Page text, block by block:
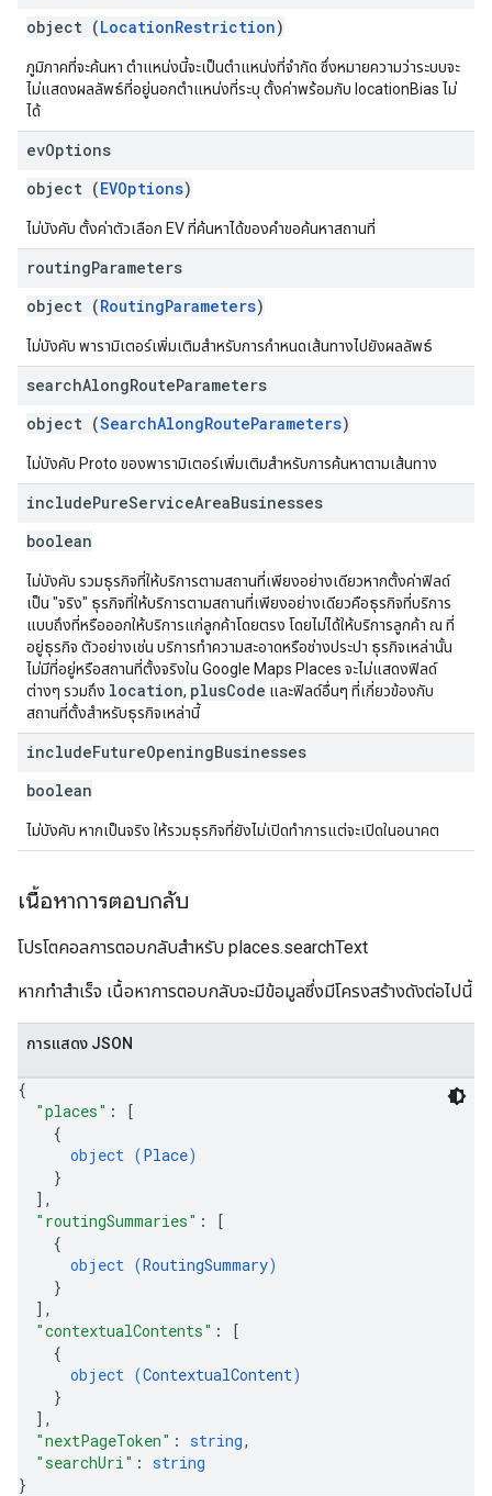
object (LocationRestriction)
ภูมิภาคที่จะค้นหา ตำแหน่งนี้จะเป็นตำแหน่งที่จำกัด ซึ่งหมายความว่าระบบจะ
ไม่แสดงผลลัพธ์ที่อยู่นอกตำแหน่งที่ระบุ ตั้งค่าพร้อมกับ locationBias ไม่
ได้
evOptions
object (EVOptions)
ไม่บังคับ ตั้งค่าตัวเลือก EV ที่ค้นหาได้ของคำขอค้นหาสถานที่
routingParameters
object (RoutingParameters)
ไม่บังคับ พารามิเตอร์เพิ่มเติมสำหรับการกำหนดเส้นทางไปยังผลลัพธ์
searchAlongRouteParameters
object (SearchAlongRouteParameters)
ไม่บังคับ Proto ของพารามิเตอร์เพิ่มเติมสำหรับการค้นหาตามเส้นทาง
includePureServiceAreaBusinesses
boolean
ไม่บังคับ รวมธุรกิจที่ให้บริการตามสถานที่เพียงอย่างเดียวหากตั้งค่าฟิลด์
เป็น "จริง" ธุรกิจที่ให้บริการตามสถานที่เพียงอย่างเดียวคือธุรกิจที่บริการ
แบบถึงที่หรือออกให้บริการแก่ลูกค้าโดยตรง โดยไม่ได้ให้บริการลูกค้า ณ ที่
อยู่ธุรกิจ ตัวอย่างเช่น บริการทําความสะอาดหรือช่างประปา ธุรกิจเหล่านั้น
ไม่มีที่อยู่หรือสถานที่ตั้งจริงใน Google Maps Places จะไม่แสดงฟิลด์
ต่างๆ รวมถึง location, plusCode และฟิลด์อื่นๆ ที่เกี่ยวข้องกับ
สถานที่ตั้งสำหรับธุรกิจเหล่านี้
includeFutureOpeningBusinesses
boolean
ไม่บังคับ หากเป็นจริง ให้รวมธุรกิจที่ยังไม่เปิดทำการแต่จะเปิดในอนาคต
เนื้อหาการตอบกลับ
โปรโตคอลการตอบกลับสำหรับ places.searchText
หากทำสำเร็จ เนื้อหาการตอบกลับจะมีข้อมูลซึ่งมีโครงสร้างดังต่อไปนี้
การแสดง JSON
{
"places" :
[
{
object (Place)
}
] ,
"routingSummaries" :
[
{
object (RoutingSummary)
}
] ,
"contextualContents" :
[
{
object (ContextualContent)
}
] ,
"nextPageToken" : string,
"searchUri" : string
}